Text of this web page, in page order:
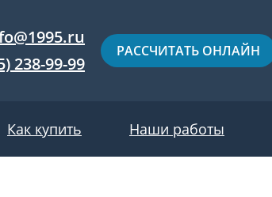
238-99-99
РАССЧИТАТЬ ОНЛАЙН
Как купить Наши работы